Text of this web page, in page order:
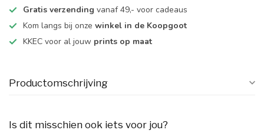
Gratis verzending vanaf 49,- voor cadeaus
Kom langs bij onze winkel in de Koopgoot
KKEC voor al jouw prints op maat
Productomschrijving
Is dit misschien ook iets voor jou?